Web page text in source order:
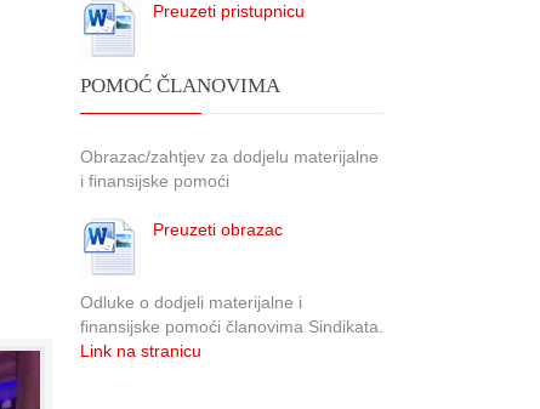
Preuzeti pristupnicu
POMOĆ ČLANOVIMA
Obrazac/zahtjev za dodjelu materijalne
i finansijske pomoći
Preuzeti obrazac
Odluke o dodjeli materijalne i
finansijske pomoći članovima Sindikata.
Link na stranicu